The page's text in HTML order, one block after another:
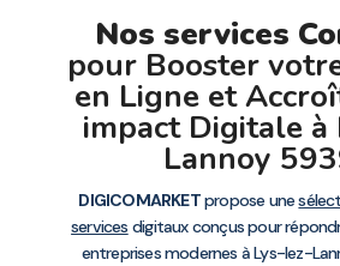
Nos services
pour Booster
en Ligne et
impact Digitale à
Lannoy
DIGICOMARKETpropose une
services digitaux conçus pour
entreprises modernes à Lys-lez-